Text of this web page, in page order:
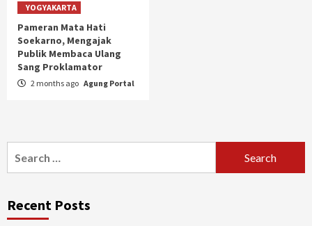
YOGYAKARTA
Pameran Mata Hati
Soekarno, Mengajak
Publik Membaca Ulang
Sang Proklamator
2 months ago Agung Portal
for:
Recent Posts